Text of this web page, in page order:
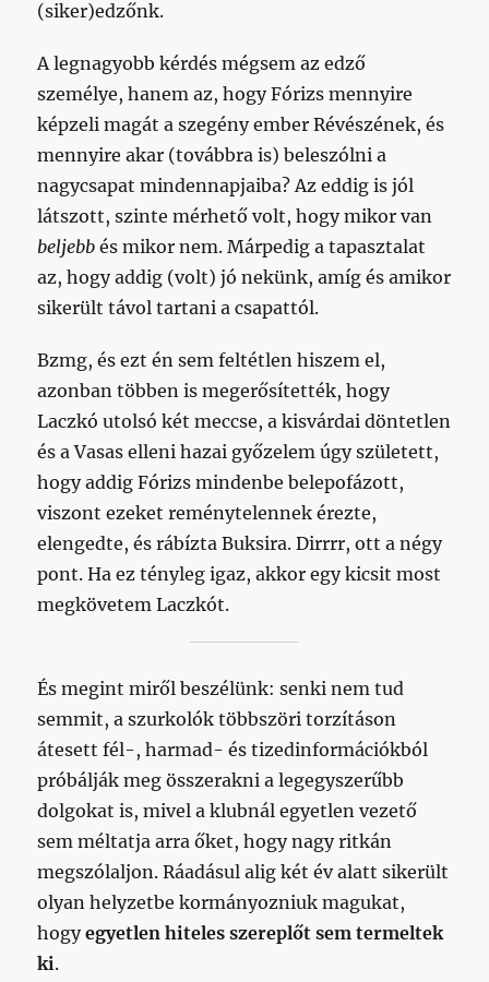
(siker)edzőnk.
A legnagyobb kérdés mégsem az edző
személye, hanem az, hogy Fórizs mennyire
képzeli magát a szegény ember Révészének, és
mennyire akar (továbbra is) beleszólni a
nagycsapat mindennapjaiba? Az eddig is jól
látszott, szinte mérhető volt, hogy mikor van
beljebb és mikor nem. Márpedig a tapasztalat
az, hogy addig (volt) jó nekünk, amíg és amikor
sikerült távol tartani a csapattól.
Bzmg, és ezt én sem feltétlen hiszem el,
azonban többen is megerősítették, hogy
Laczkó utolsó két meccse, a kisvárdai döntetlen
és a Vasas elleni hazai győzelem úgy született,
hogy addig Fórizs mindenbe belepofázott,
viszont ezeket reménytelennek érezte,
elengedte, és rábízta Buksira. Dirrrr, ott a négy
pont. Ha ez tényleg igaz, akkor egy kicsit most
megkövetem Laczkót.
És megint miről beszélünk: senki nem tud
semmit, a szurkolók többszöri torzításon
átesett fél-, harmad- és tizedinformációkból
próbálják meg összerakni a legegyszerűbb
dolgokat is, mivel a klubnál egyetlen vezető
sem méltatja arra őket, hogy nagy ritkán
megszólaljon. Ráadásul alig két év alatt sikerült
olyan helyzetbe kormányozniuk magukat,
hogyegyetlen hiteles szereplőt sem termeltek
ki.